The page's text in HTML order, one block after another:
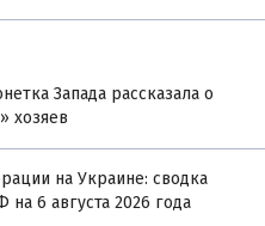
Запада рассказала о
хозяев
на Украине: сводка
6 августа 2026 года